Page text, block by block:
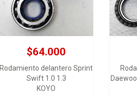
$64.000
Rodamiento delantero Sprint
Swift 1.0 1.3
KOYO